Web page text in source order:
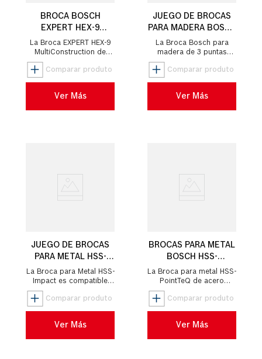
BROCA BOSCH
EXPERT HEX-9
MULTICONSTRUCTION
5/6/8 3UND
La Broca EXPERT HEX-9
MultiConstruction de
Bosch La Broca HEX-9
MultiConstruction ofrece
Ver Más
JUEGO DE BROCAS
PARA MADERA BOSCH
3 PUNTAS 3-10MM 7
UND.
La Broca Bosch para
madera de 3 puntas
realiza perforaciones
precisas en madera
Ver Más
JUEGO DE BROCAS
PARA METAL HSS-
IMPACT 2,0-10,0MM
(ENCASTRE
HEXAGONAL), 8
UNIDADES
La Broca para Metal HSS-
Impact es compatible
con un sistema de
encastre de inserción
Ver Más
BROCAS PARA METAL
BOSCH HSS-
POINTTEQ 1,5-6,5MM
13 UNIDADES
La Broca para metal HSS-
PointTeQ de acero
rápido, proporciona una
alta velocidad de
Ver Más